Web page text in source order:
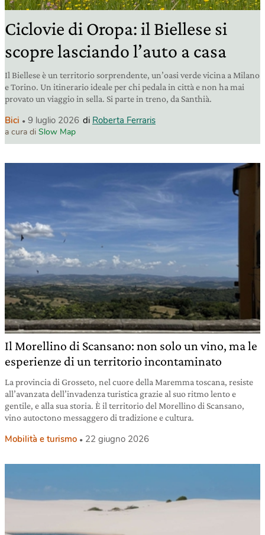
Ciclovie di Oropa: il Biellese si
scopre lasciando l’auto a casa
Il Biellese è un territorio sorprendente, un’oasi verde vicina a Milano
e Torino. Un itinerario ideale per chi pedala in città e non ha mai
provato un viaggio in sella. Si parte in treno, da Santhià.
Bici 9 luglio 2026 di Roberta Ferraris
a cura di Slow Map
Il Morellino di Scansano: non solo un vino, ma le
esperienze di un territorio incontaminato
La provincia di Grosseto, nel cuore della Maremma toscana, resiste
all’avanzata dell’invadenza turistica grazie al suo ritmo lento e
gentile, e alla sua storia. È il territorio del Morellino di Scansano,
vino autoctono messaggero di tradizione e cultura.
Mobilità e turismo 22 giugno 2026